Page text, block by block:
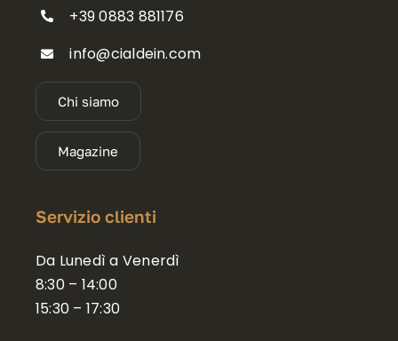
+39 0883 881176
info@cialdein.com
Chi siamo
Magazine
Servizio clienti
Da Lunedì a Venerdì
8:30 – 14:00
15:30 – 17:30